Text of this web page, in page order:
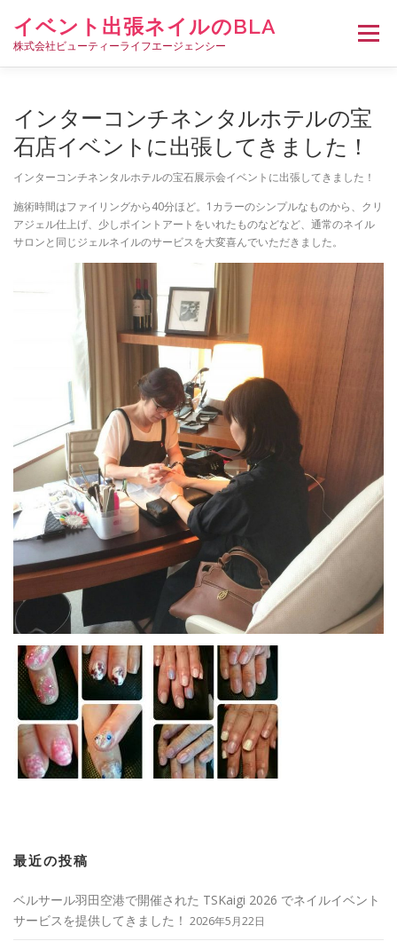
イベント出張ネイルのBLA
株式会社ビューティーライフエージェンシー
メニュー
インターコンチネンタルホテルの宝
石店イベントに出張してきました！
インターコンチネンタルホテルの宝石展示会イベントに出張してきました！
施術時間はファイリングから40分ほど。1カラーのシンプルなものから、クリ
アジェル仕上げ、少しポイントアートをいれたものなどなど、通常のネイル
サロンと同じジェルネイルのサービスを大変喜んでいただきました。
最近の投稿
ベルサール羽田空港で開催された TSKaigi 2026 でネイルイベント
サービスを提供してきました！ 2026年5月22日